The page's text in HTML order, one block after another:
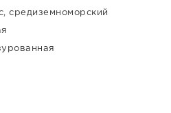
средиземноморский